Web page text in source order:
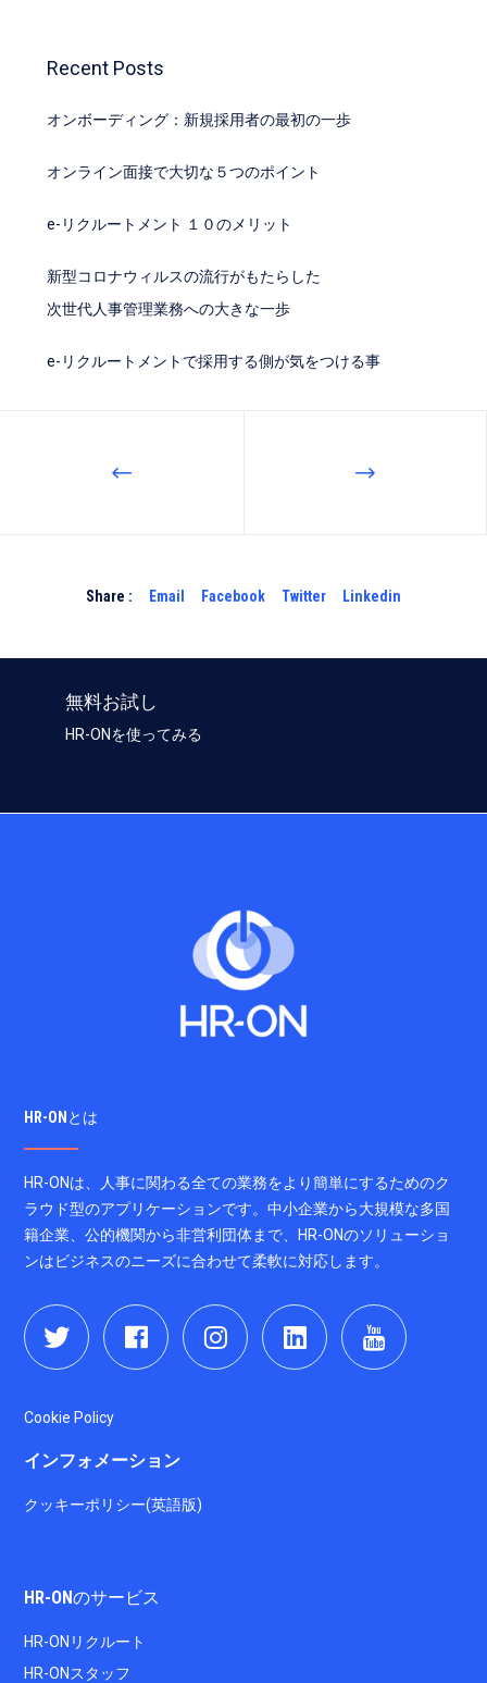
Recent Posts
オンボーディング：新規採用者の最初の一歩
オンライン面接で大切な５つのポイント
e-リクルートメント １０のメリット
新型コロナウィルスの流行がもたらした
次世代人事管理業務への大きな一歩
e-リクルートメントで採用する側が気をつける事
Share : Email Facebook Twitter Linkedin
無料お試し
HR-ONを使ってみる
HR-ONとは
HR-ONは、人事に関わる全ての業務をより簡単にするためのク
ラウド型のアプリケーションです。中小企業から大規模な多国
籍企業、公的機関から非営利団体まで、HR-ONのソリューショ
ンはビジネスのニーズに合わせて柔軟に対応します。
Cookie Policy
インフォメーション
クッキーポリシー(英語版)
HR-ONのサービス
HR-ONリクルート
HR-ONスタッフ